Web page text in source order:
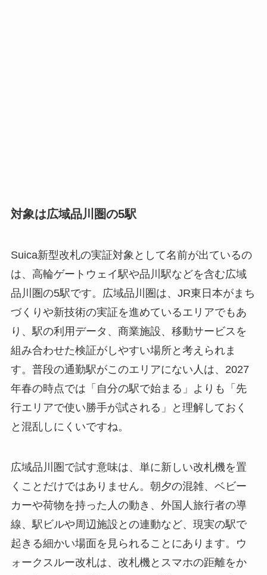
対象は広域品川圏の5駅
Suica新型改札の実証対象として名前が出ているの
は、高輪ゲートウェイ駅や品川駅などを含む広域
品川圏の5駅です。広域品川圏は、JR東日本がまち
づくりや新技術の実証を進めているエリアでもあ
り、駅の利用データ、商業施設、移動サービスを
組み合わせた検証がしやすい場所と考えられま
す。普段の通勤駅がこのエリアにない人は、2027
年春の時点では「自分の駅で始まる」よりも「先
行エリアで使い勝手が試される」と理解しておく
と混乱しにくいですね。
広域品川圏で試す意味は、単に新しい改札機を置
くことだけではありません。朝夕の混雑、ベビー
カーや荷物を持った人の動き、外国人旅行者の導
線、駅ビルや周辺施設との連動など、現実の駅で
起きる細かい場面を見られることにあります。ウ
ォークスルー改札は、改札機とスマホの距離をか